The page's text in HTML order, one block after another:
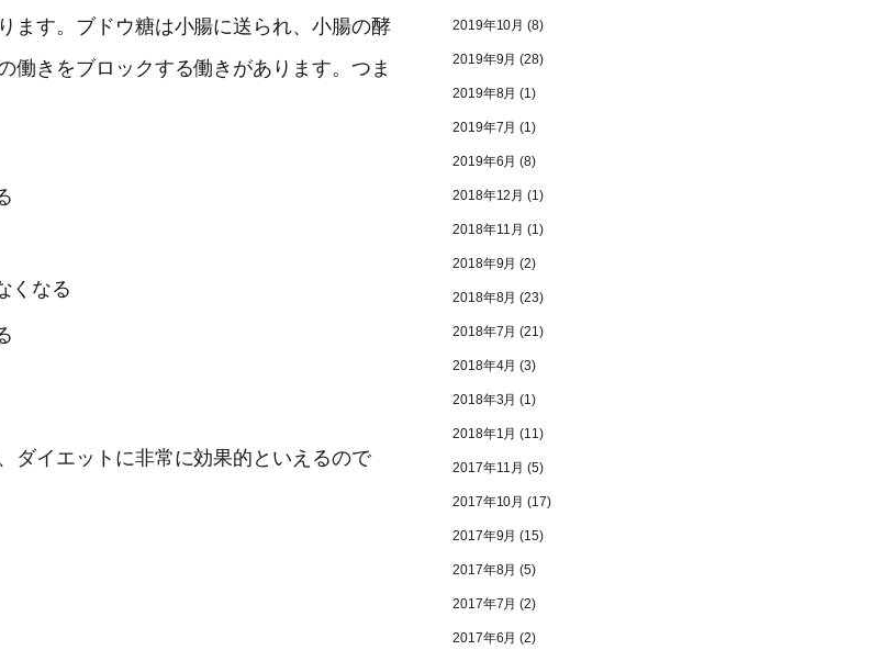
ます。ブドウ糖は小腸に送られ、小腸の酵
働きをブロックする働きがあります。つま
くなる
ダイエットに非常に効果的といえるので
2019年10月 (8)
2019年9月 (28)
2019年8月 (1)
2019年7月 (1)
2019年6月 (8)
2018年12月 (1)
2018年11月 (1)
2018年9月 (2)
2018年8月 (23)
2018年7月 (21)
2018年4月 (3)
2018年3月 (1)
2018年1月 (11)
2017年11月 (5)
2017年10月 (17)
2017年9月 (15)
2017年8月 (5)
2017年7月 (2)
2017年6月 (2)